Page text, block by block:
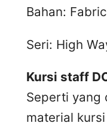
Bahan:
Seri: High
Kursi staff
Seperti yang
material